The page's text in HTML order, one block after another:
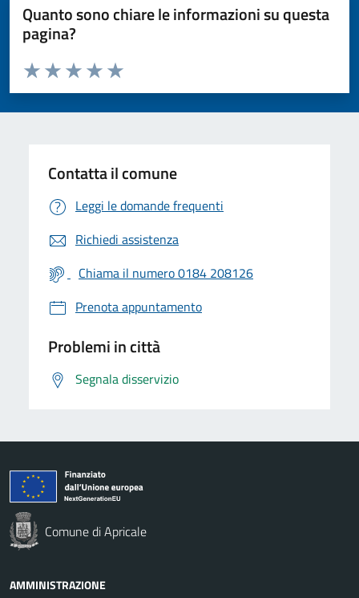
Quanto sono chiare le informazioni su questa
pagina?
Valuta da 1 a 5 stelle la pagina
Valuta 5 stelle su 5
Valuta 4 stelle su 5
Valuta 3 stelle su 5
Valuta 2 stelle su 5
Valuta 1 stelle su 5
Contatta il comune
Leggi le domande frequenti
Richiedi assistenza
Chiama il numero 0184 208126
Prenota appuntamento
Problemi in città
Segnala disservizio
Comune di Apricale
AMMINISTRAZIONE